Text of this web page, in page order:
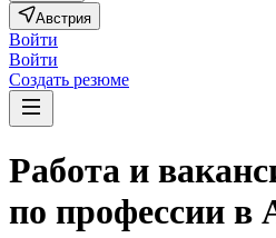
Австрия
Войти
Войти
Создать резюме
Работа и
по профессии в